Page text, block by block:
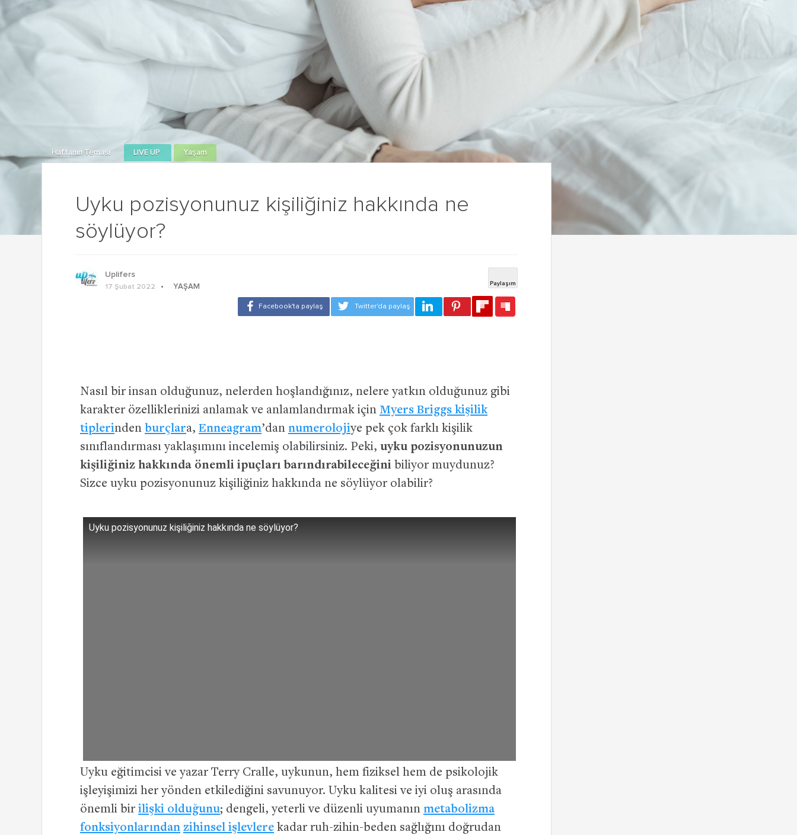
Uyku pozisyonunuz kişiliğiniz hakkında ne
söylüyor?
Haftanın Teması LIVE UP Yaşam
Uplifers
17 Şubat 2022 YAŞAM
Nasıl bir insan olduğunuz, nelerden hoşlandığınız, nelere yatkın olduğunuz gibi
karakter özelliklerinizi anlamak ve anlamlandırmak için Myers Briggs kişilik
tiplerinden burçlara, Enneagram’dan numerolojiye pek çok farklı kişilik
sınıflandırması yaklaşımını incelemiş olabilirsiniz. Peki, uyku pozisyonunuzun
kişiliğiniz hakkında önemli ipuçları barındırabileceğini biliyor muydunuz?
Sizce uyku pozisyonunuz kişiliğiniz hakkında ne söylüyor olabilir?
Uyku pozisyonunuz kişiliğiniz hakkında ne söylüyor?
Uyku eğitimcisi ve yazar Terry Cralle, uykunun, hem fiziksel hem de psikolojik
işleyişimizi her yönden etkilediğini savunuyor. Uyku kalitesi ve iyi oluş arasında
önemli bir ilişki olduğunu; dengeli, yeterli ve düzenli uyumanın metabolizma
fonksiyonlarından zihinsel işlevlere kadar ruh-zihin-beden sağlığını doğrudan